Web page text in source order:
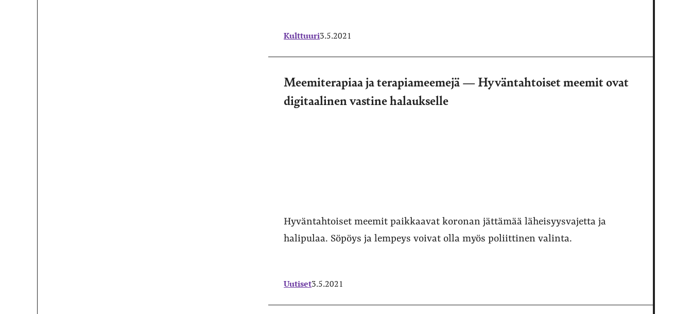
Kulttuuri3.5.2021
Meemiterapiaa ja terapiameemejä — Hyväntahtoiset meemit ovat
digitaalinen vastine halaukselle
Hyväntahtoiset meemit paikkaavat koronan jättämää läheisyysvajetta ja
halipulaa. Söpöys ja lempeys voivat olla myös poliittinen valinta.
Uutiset3.5.2021